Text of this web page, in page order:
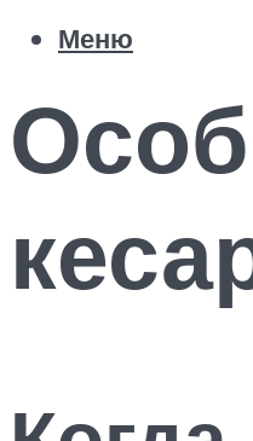
Меню